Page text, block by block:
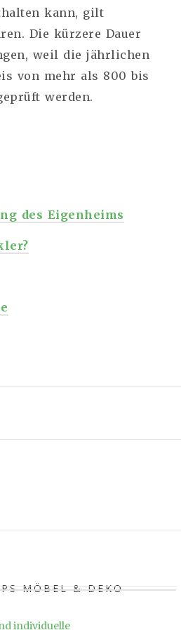
kann, gilt
Die kürzere Dauer
weil die jährlichen
von mehr als 800 bis
werden.
des Eigenheims
MÖBEL & DEKO
individuelle